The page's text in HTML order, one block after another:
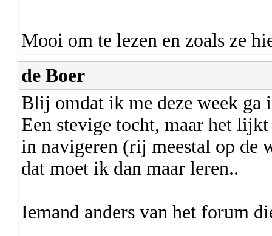
Mooi om te lezen en zoals ze
de Boer
Blij omdat ik me deze week ga
Een stevige tocht, maar het
in navigeren (rij meestal op de
dat moet ik dan maar leren..
Iemand anders van het forum